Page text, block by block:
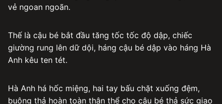
vẻ ngoan ngoãn.
Thế là cậu bé bắt đầu tăng tốc tốc độ dập, chiếc
giường rung lên dữ dội, háng cậu bé dập vào háng Hà
Anh kêu ten tét.
Hà Anh há hốc miệng, hai tay bấu chặt xuống đệm,
buông thả hoàn toàn thân thể cho cậu bé thả sức giao